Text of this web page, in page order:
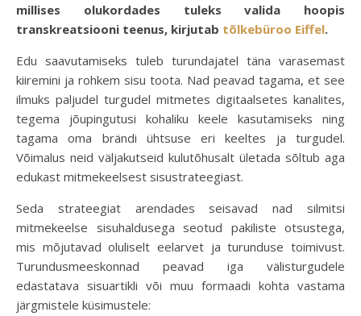
millises olukordades tuleks valida hoopis
transkreatsiooni teenus, kirjutab tõlkebüroo Eiffel.
Edu saavutamiseks tuleb turundajatel täna varasemast
kiiremini ja rohkem sisu toota. Nad peavad tagama, et see
ilmuks paljudel turgudel mitmetes digitaalsetes kanalites,
tegema jõupingutusi kohaliku keele kasutamiseks ning
tagama oma brändi ühtsuse eri keeltes ja turgudel.
Võimalus neid väljakutseid kulutõhusalt ületada sõltub aga
edukast mitmekeelsest sisustrateegiast.
Seda strateegiat arendades seisavad nad silmitsi
mitmekeelse sisuhaldusega seotud pakiliste otsustega,
mis mõjutavad oluliselt eelarvet ja turunduse toimivust.
Turundusmeeskonnad peavad iga välisturgudele
edastatava sisuartikli või muu formaadi kohta vastama
järgmistele küsimustele: